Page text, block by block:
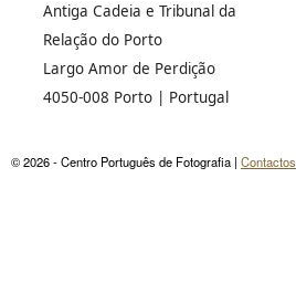
Antiga Cadeia e Tribunal da
Relação do Porto
Largo Amor de Perdição
4050-008 Porto | Portugal
© 2026 - Centro Português de Fotografia | Contactos